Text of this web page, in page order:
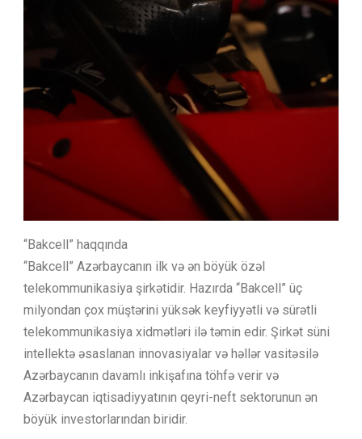
“Bakcell” haqqında
“Bakcell” Azərbaycanın ilk və ən böyük özəl
telekommunikasiya şirkətidir. Hazırda “Bakcell” üç
milyondan çox müştərini yüksək keyfiyyətli və sürətli
telekommunikasiya xidmətləri ilə təmin edir. Şirkət süni
intellektə əsaslanan innovasiyalar və həllər vasitəsilə
Azərbaycanın davamlı inkişafına töhfə verir və
Azərbaycan iqtisadiyyatının qeyri-neft sektorunun ən
böyük investorlarından biridir.